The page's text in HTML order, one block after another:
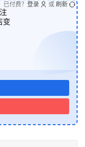
变
已付费？ 登录 或 刷新